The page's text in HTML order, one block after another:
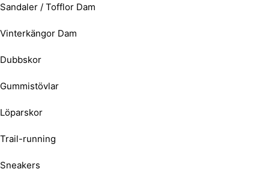
Sandaler / Tofflor Dam
Vinterkängor Dam
Dubbskor
Gummistövlar
Löparskor
Trail-running
Sneakers